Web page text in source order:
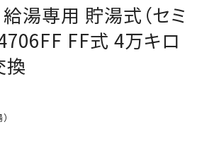
湯専用 貯湯式（セミ
FF式 4万キロ
換